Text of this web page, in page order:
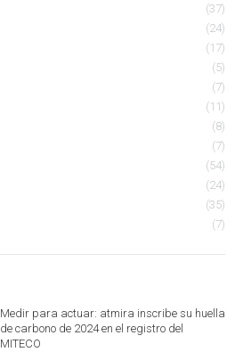
(37)
(24)
(17)
(5)
(7)
(11)
(8)
(7)
(54)
(24)
(35)
(7)
Medir para actuar: atmira inscribe su huella
de carbono de 2024 en el registro del
MITECO